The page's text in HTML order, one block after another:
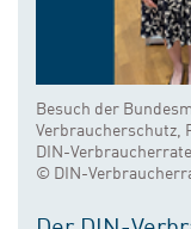
Besuch der
Verbraucherschutz,
DIN-
© DIN-